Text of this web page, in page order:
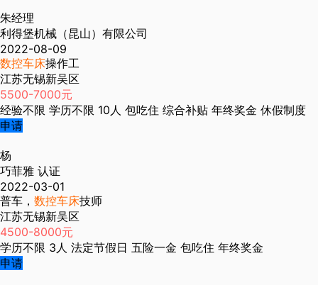
朱经理
利得堡机械（昆山）有限公司
2022-08-09
数控车床操作工
江苏无锡新吴区
5500-7000元
经验不限 学历不限 10人 包吃住 综合补贴 年终奖金 休假制度
申请
杨
巧菲雅 认证
2022-03-01
普车， 数控车床技师
江苏无锡新吴区
4500-8000元
学历不限 3人 法定节假日 五险一金 包吃住 年终奖金
申请